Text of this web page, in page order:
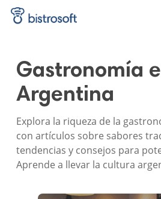
Skip
Gastronomía
Argentina
Explora la riqueza de la
con artículos sobre sabores
tendencias y consejos para
Aprende a llevar la cultura